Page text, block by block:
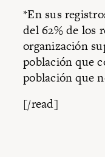
*En sus
del 62% de los
organización
población que
población que
[/read]